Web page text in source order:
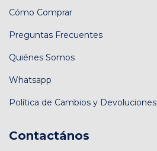
Cómo Comprar
Preguntas Frecuentes
Quiénes Somos
Whatsapp
Política de Cambios y Devoluciones
Contactános